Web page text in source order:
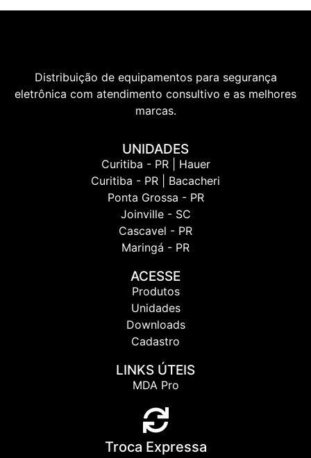
Distribuição de equipamentos para segurança
eletrônica com atendimento consultivo e as melhores
marcas.
UNIDADES
Curitiba - PR | Hauer
Curitiba - PR | Bacacheri
Ponta Grossa - PR
Joinville - SC
Cascavel - PR
Maringá - PR
ACESSE
Produtos
Unidades
Downloads
Cadastro
LINKS ÚTEIS
MDA Pro
Troca Expressa